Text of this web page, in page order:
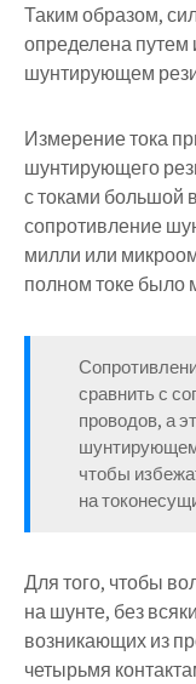
Таким образом,
определена
шунтирующем
Измерение тока
шунтирующего
с токами большой
сопротивление
милли или
полном токе
сравнить с
проводов, а
шунтирующем
чтобы
на
Для того, чтобы
на шунте, без
возникающих из
четырьмя